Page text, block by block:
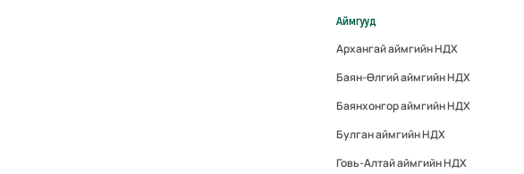
Аймгууд
Архангай аймгийн НДХ
Баян-Өлгий аймгийн НДХ
Баянхонгор аймгийн НДХ
Булган аймгийн НДХ
Говь-Алтай аймгийн НДХ